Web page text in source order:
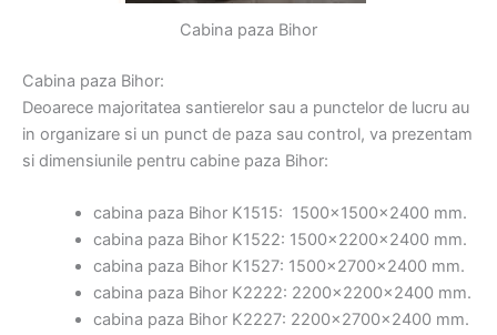
Cabina paza Bihor
Cabina paza Bihor:
Deoarece majoritatea santierelor sau a punctelor de lucru au
in organizare si un punct de paza sau control, va prezentam
si dimensiunile pentru cabine paza Bihor:
cabina paza Bihor K1515: 1500x1500x2400 mm.
cabina paza Bihor K1522: 1500x2200x2400 mm.
cabina paza Bihor K1527: 1500x2700x2400 mm.
cabina paza Bihor K2222: 2200x2200x2400 mm.
cabina paza Bihor K2227: 2200x2700x2400 mm.